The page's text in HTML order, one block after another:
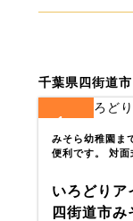
千葉県四街道市
1
みそら幼稚園ま
便利です。 対
いろどりア
四街道市み